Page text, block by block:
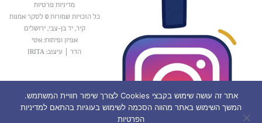
מדיניות פרטיות
כל הזכויות שמורות © לסקר אמנות
קיר, יד בן-צבי, ירושלים
אפיון ופיתוח: אטי
הדר
עיצוב: IRITA
אתר זה עושה שימוש בקבצי Cookies לצורך שיפור חוויית המשתמש.
המשך השימוש באתר מהווה הסכמה לשימוש בעוגיות בהתאם למדיניות
הפרטיות